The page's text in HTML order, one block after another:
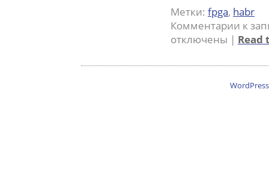
Метки: fpga, habr
Комментарии к
отключены | Read
WordPress